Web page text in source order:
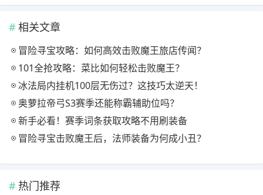
相关文章
冒险寻宝攻略：如何高效击败魔王旅店传闻？
101全抢攻略：菜比如何轻松击败魔王？
冰法局内挂机100层无伤过？这技巧太逆天！
奥萝拉帝弓S3赛季还能称霸辅助位吗？
新手必看！赛季词条获取攻略不用刷装备
冒险寻宝击败魔王后，法师装备为何成小丑？
热门推荐